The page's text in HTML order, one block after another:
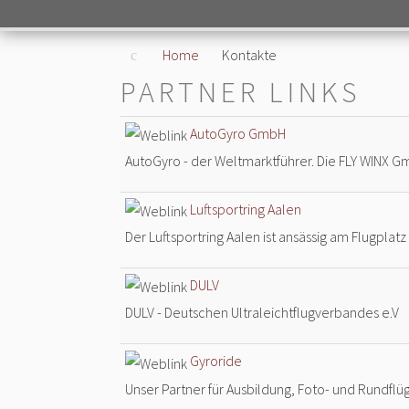
Home Kontakte
PARTNER LINKS
AutoGyro GmbH
AutoGyro - der Weltmarktführer. Die FLY WINX
Luftsportring Aalen
Der Luftsportring Aalen ist ansässig am
DULV
DULV - Deutschen Ultraleichtflugverbandes e.V
Gyroride
Unser Partner für Ausbildung, Foto- und